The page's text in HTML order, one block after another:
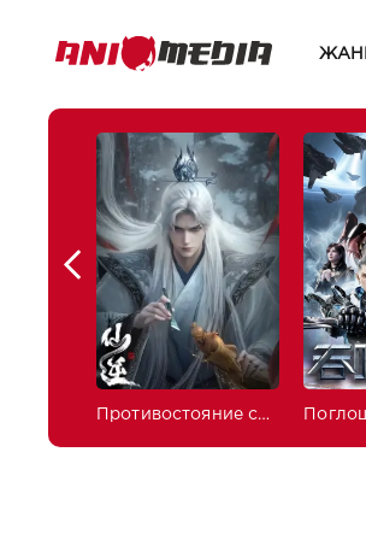
Противостояние святого